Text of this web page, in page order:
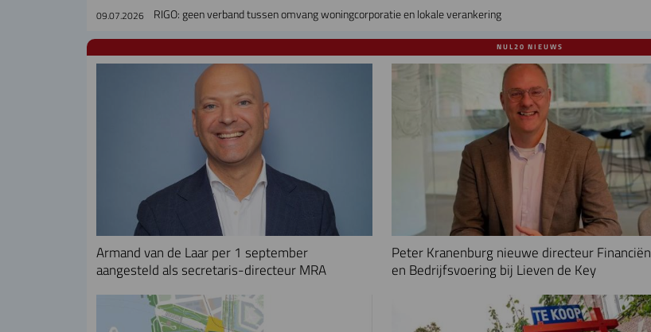
09.07.2026 RIGO: geen verband tussen omvang woningcorporatie en lokale verankering
NUL20 NIEUWS
Armand van de Laar per 1 september
aangesteld als secretaris-directeur MRA
Peter Kranenburg nieuwe directeur Financiën
en Bedrijfsvoering bij Lieven de Key